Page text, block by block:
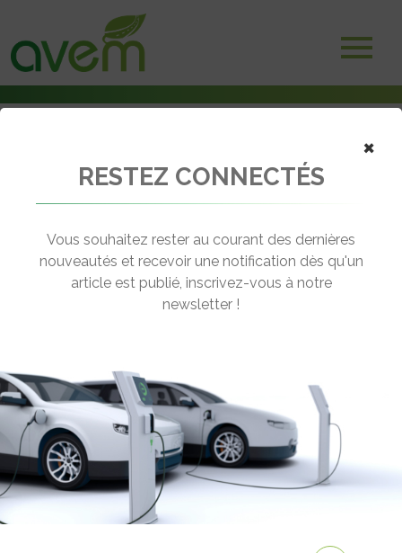
Nissan Futures : des avancées sur la seconde vie des batteries
← Revenir aux actualités
SUR LA SECONDE VIE DES
BATTERIES
Rédigé par Emmanuel MAUMON le 05 Déc 2016 à 00:00
0 commentaires
×
RESTEZ CONNECTÉS
Vous souhaitez rester au courant des dernières
nouveautés et recevoir une notification dès qu'un
article est publié, inscrivez-vous à notre
newsletter !